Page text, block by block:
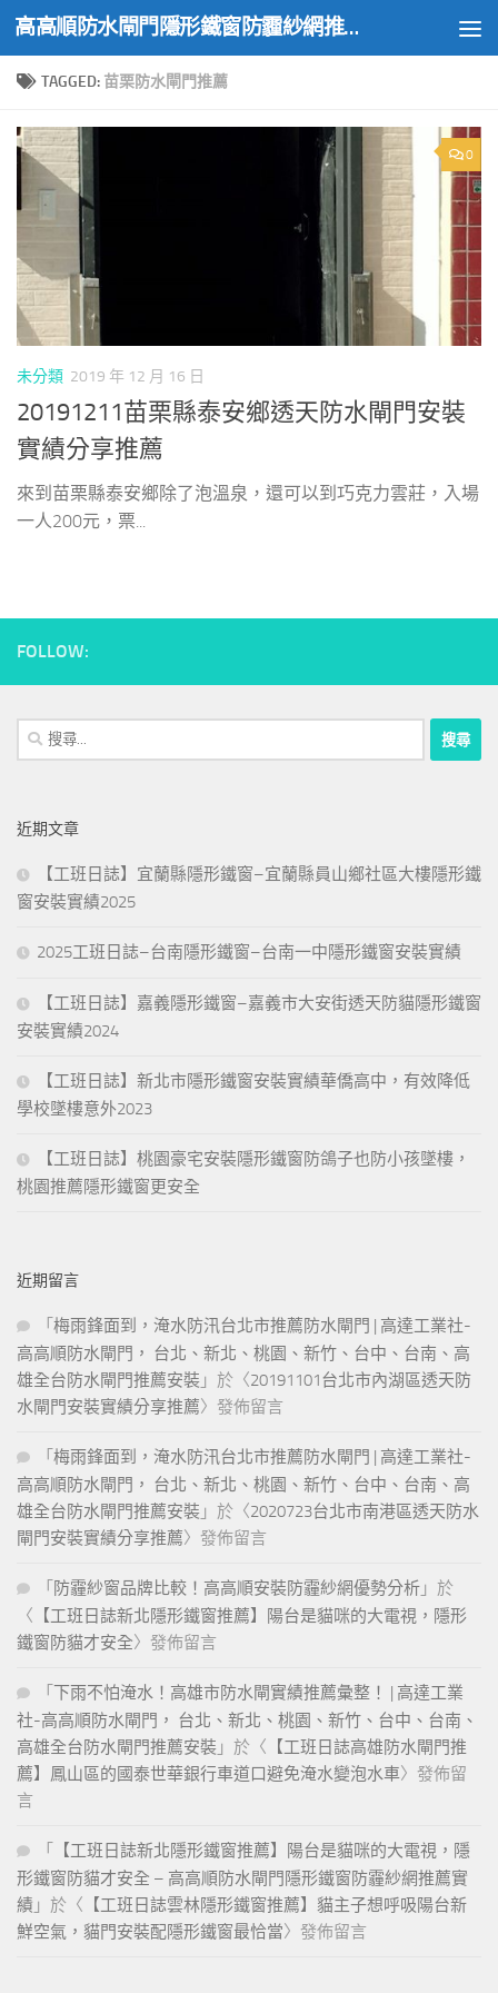
Skip to content 高高順防水閘門隱形鐵窗防霾紗網推薦實績
TAGGED: 苗栗防水閘門推薦
0
未分類 2019 年 12 月 16 日
20191211苗栗縣泰安鄉透天防水閘門安裝
實績分享推薦
來到苗栗縣泰安鄉除了泡溫泉，還可以到巧克力雲莊，入場
一人200元，票...
FOLLOW:
搜
尋
字:
近期文章
【工班日誌】宜蘭縣隱形鐵窗–宜蘭縣員山鄉社區大樓隱形鐵
窗安裝實績2025
2025工班日誌–台南隱形鐵窗–台南一中隱形鐵窗安裝實績
【工班日誌】嘉義隱形鐵窗–嘉義市大安街透天防貓隱形鐵窗
安裝實績2024
【工班日誌】新北市隱形鐵窗安裝實績華僑高中，有效降低
學校墜樓意外2023
【工班日誌】桃園豪宅安裝隱形鐵窗防鴿子也防小孩墜樓，
桃園推薦隱形鐵窗更安全
近期留言
「 梅雨鋒面到，淹水防汛台北市推薦防水閘門 | 高達工業社-
高高順防水閘門， 台北、新北、桃園、新竹、台中、台南、高
雄全台防水閘門推薦安裝 」於〈20191101台北市內湖區透天防
水閘門安裝實績分享推薦〉發佈留言
「 梅雨鋒面到，淹水防汛台北市推薦防水閘門 | 高達工業社-
高高順防水閘門， 台北、新北、桃園、新竹、台中、台南、高
雄全台防水閘門推薦安裝 」於〈2020723台北市南港區透天防水
閘門安裝實績分享推薦〉發佈留言
「 防霾紗窗品牌比較！高高順安裝防霾紗網優勢分析 」於
〈 【工班日誌新北隱形鐵窗推薦】陽台是貓咪的大電視，隱形
鐵窗防貓才安全〉發佈留言
「 下雨不怕淹水！高雄市防水閘實績推薦彙整！ | 高達工業
社-高高順防水閘門， 台北、新北、桃園、新竹、台中、台南、
高雄全台防水閘門推薦安裝 」於〈 【工班日誌高雄防水閘門推
薦】鳳山區的國泰世華銀行車道口避免淹水變泡水車〉發佈留
言
「
【工班日誌新北隱形鐵窗推薦】陽台是貓咪的大電視，隱
形鐵窗防貓才安全 – 高高順防水閘門隱形鐵窗防霾紗網推薦實
績 」於〈 【工班日誌雲林隱形鐵窗推薦】貓主子想呼吸陽台新
鮮空氣，貓門安裝配隱形鐵窗最恰當〉發佈留言